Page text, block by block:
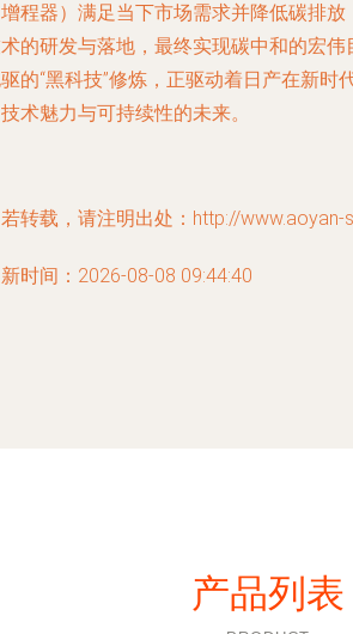
程器）满足当下市场需求并降低碳排
的研发与落地，最终实现碳中和的宏
的“黑科技”修炼，正驱动着日产在新时
术魅力与可持续性的未来。
转载，请注明出处：http://
时间：2026-08-08 09:44:40
产品列表